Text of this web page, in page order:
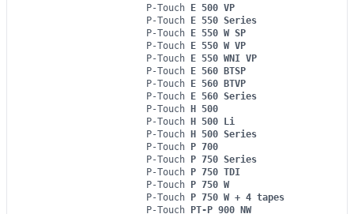
P-Touch E 500 VP
P-Touch E 550 Series
P-Touch E 550 W SP
P-Touch E 550 W VP
P-Touch E 550 WNI VP
P-Touch E 560 BTSP
P-Touch E 560 BTVP
P-Touch E 560 Series
P-Touch H 500
P-Touch H 500 Li
P-Touch H 500 Series
P-Touch P 700
P-Touch P 750 Series
P-Touch P 750 TDI
P-Touch P 750 W
P-Touch P 750 W + 4 tapes
P-Touch PT-P 900 NW